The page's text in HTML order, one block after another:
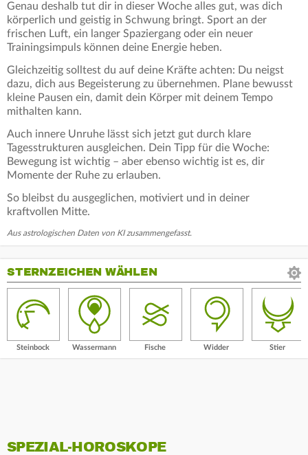
Genau deshalb tut dir in dieser Woche alles gut, was dich
körperlich und geistig in Schwung bringt. Sport an der
frischen Luft, ein langer Spaziergang oder ein neuer
Trainingsimpuls können deine Energie heben.
Gleichzeitig solltest du auf deine Kräfte achten: Du neigst
dazu, dich aus Begeisterung zu übernehmen. Plane bewusst
kleine Pausen ein, damit dein Körper mit deinem Tempo
mithalten kann.
Auch innere Unruhe lässt sich jetzt gut durch klare
Tagesstrukturen ausgleichen. Dein Tipp für die Woche:
Bewegung ist wichtig – aber ebenso wichtig ist es, dir
Momente der Ruhe zu erlauben.
So bleibst du ausgeglichen, motiviert und in deiner
kraftvollen Mitte.
Aus astrologischen Daten von KI zusammengefasst.
STERNZEICHEN WÄHLEN
Steinbock Wassermann Fische Widder Stier
SPEZIAL-HOROSKOPE